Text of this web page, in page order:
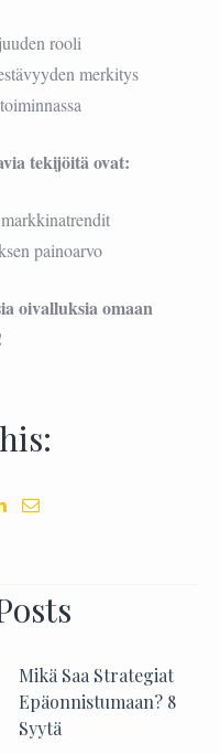
rooli
merkitys
tekijöitä ovat:
painoarvo
oivalluksia omaan
Mikä Saa Strategiat
Epäonnistumaan? 8
Syytä